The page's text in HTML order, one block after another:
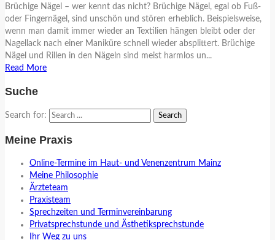
Brüchige Nägel – wer kennt das nicht? Brüchige Nägel, egal ob Fuß-
oder Fingernägel, sind unschön und stören erheblich. Beispielsweise,
wenn man damit immer wieder an Textilien hängen bleibt oder der
Nagellack nach einer Maniküre schnell wieder absplittert. Brüchige
Nägel und Rillen in den Nägeln sind meist harmlos un...
Read More
Suche
Search for:
Meine Praxis
Online-Termine im Haut- und Venenzentrum Mainz
Meine Philosophie
Ärzteteam
Praxisteam
Sprechzeiten und Terminvereinbarung
Privatsprechstunde und Ästhetiksprechstunde
Ihr Weg zu uns